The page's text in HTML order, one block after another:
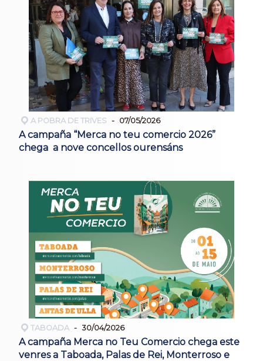
A POBRA DE TRIVES 07/05/2026
A campaña “Merca no teu comercio 2026”
chega a nove concellos ourensáns
TABOADA 30/04/2026
A campaña Merca no Teu Comercio chega este
venres a Taboada, Palas de Rei, Monterroso e